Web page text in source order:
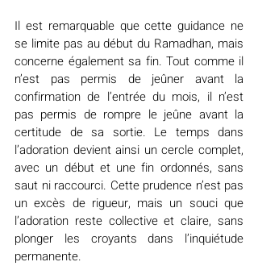
Il est remarquable que cette guidance ne
se limite pas au début du Ramadhan, mais
concerne également sa fin. Tout comme il
n’est pas permis de jeûner avant la
confirmation de l’entrée du mois, il n’est
pas permis de rompre le jeûne avant la
certitude de sa sortie. Le temps dans
l’adoration devient ainsi un cercle complet,
avec un début et une fin ordonnés, sans
saut ni raccourci. Cette prudence n’est pas
un excès de rigueur, mais un souci que
l’adoration reste collective et claire, sans
plonger les croyants dans l’inquiétude
permanente.